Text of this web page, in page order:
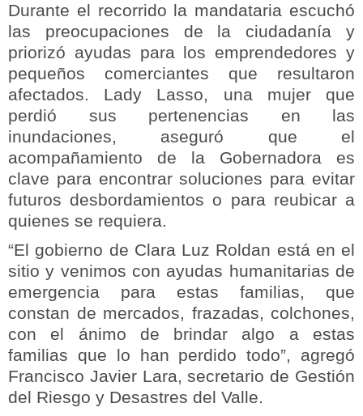
Durante el recorrido la mandataria escuchó
las preocupaciones de la ciudadanía y
priorizó ayudas para los emprendedores y
pequeños comerciantes que resultaron
afectados. Lady Lasso, una mujer que
perdió sus pertenencias en las
inundaciones, aseguró que el
acompañamiento de la Gobernadora es
clave para encontrar soluciones para evitar
futuros desbordamientos o para reubicar a
quienes se requiera.
“El gobierno de Clara Luz Roldan está en el
sitio y venimos con ayudas humanitarias de
emergencia para estas familias, que
constan de mercados, frazadas, colchones,
con el ánimo de brindar algo a estas
familias que lo han perdido todo”, agregó
Francisco Javier Lara, secretario de Gestión
del Riesgo y Desastres del Valle.